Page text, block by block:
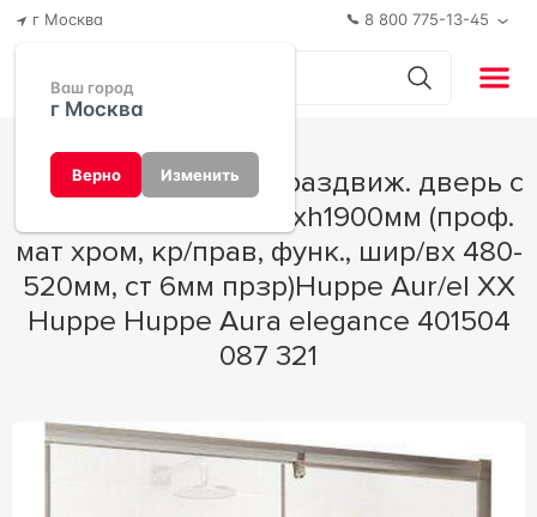
г Москва
Ваш город
г Москва
Верно Изменить
8 800 775-13-45
неп/сегм. прав 1200хh1900мм (проф.
мат хром, кр/прав, функ., шир/вх 480-
520мм, ст 6мм прзр)Huppe Aur/el XX
Huppe Huppe Aura elegance 401504
087 321